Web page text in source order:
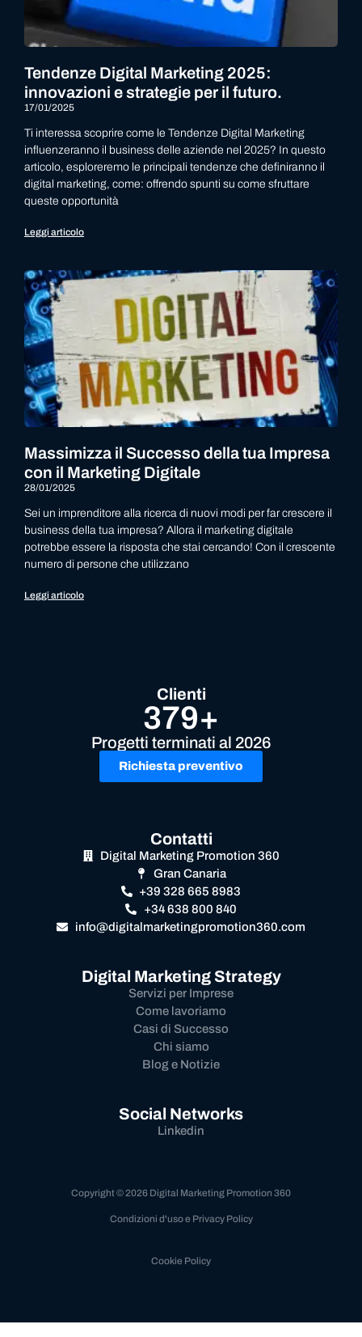
Tendenze Digital Marketing 2025:
innovazioni e strategie per il futuro.
17/01/2025
Ti interessa scoprire come le Tendenze Digital Marketing
influenzeranno il business delle aziende nel 2025? In questo
articolo, esploreremo le principali tendenze che definiranno il
digital marketing, come: offrendo spunti su come sfruttare
queste opportunità
Leggi articolo
Massimizza il Successo della tua Impresa
con il Marketing Digitale
28/01/2025
Sei un imprenditore alla ricerca di nuovi modi per far crescere il
business della tua impresa? Allora il marketing digitale
potrebbe essere la risposta che stai cercando! Con il crescente
numero di persone che utilizzano
Leggi articolo
Clienti
379+
Progetti terminati al 2026
Richiesta preventivo
Contatti
Digital Marketing Promotion 360
Gran Canaria
+39 328 665 8983
+34 638 800 840
info@digitalmarketingpromotion360.com
Digital Marketing Strategy
Servizi per Imprese
Come lavoriamo
Casi di Successo
Chi siamo
Blog e Notizie
Social Networks
Linkedin
Copyright © 2026 Digital Marketing Promotion 360
Condizioni d'uso e Privacy Policy
Cookie Policy